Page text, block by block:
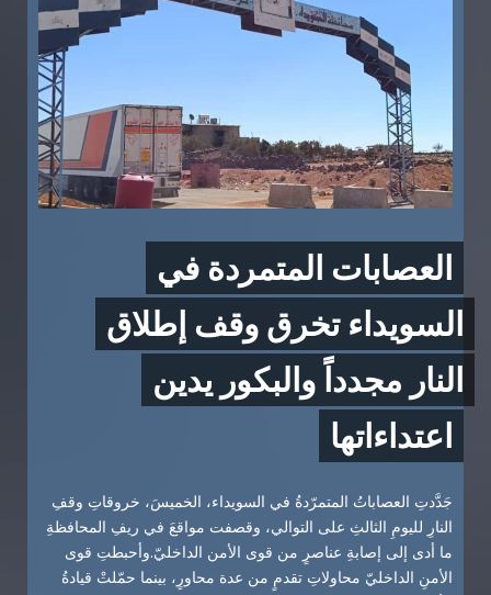
العصابات المتمردة في
السويداء تخرق وقف إطلاق
النار مجدداً والبكور يدين
اعتداءاتها
جَدَّدتِ العصاباتُ المتمرّدةُ في السويداء، الخميسَ، خروقاتِ وقفِ
النارِ لليومِ الثالثِ على التوالي، وقصفت مواقعَ في ريفِ المحافظةِ
ما أدى إلى إصابةِ عناصرٍ من قوى الأمن الداخليّ.وأحبطتِ قوى
الأمنِ الداخليّ محاولاتِ تقدمٍ من عدة محاورٍ، بينما حمّلتْ قيادةُ